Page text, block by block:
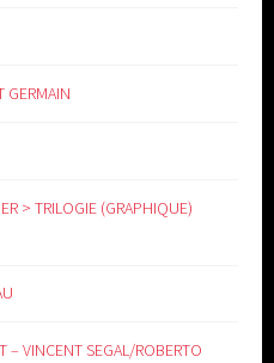
GERMAIN
> TRILOGIE (GRAPHIQUE)
– VINCENT SEGAL/ROBERTO